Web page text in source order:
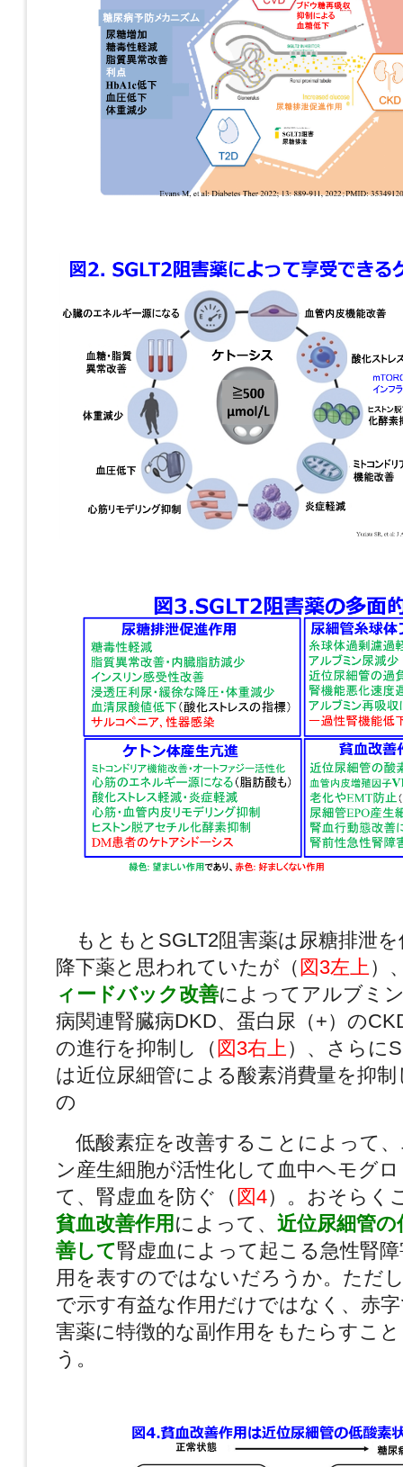
もともとSGLT2阻害薬は尿糖排泄
降下薬と思われていたが（ 図3左上）
ィードバック改善によってアルブミ
病関連腎臓病DKD、蛋白尿（+）の
の進行を抑制し（ 図3右上）、さらに
は近位尿細管による酸素消費量を抑
の
低酸素症を改善することによって
ン産生細胞が活性化して血中ヘモグ
て、腎虚血を防ぐ（ 図4）。おそらく
貧血改善作用 によって、 近位尿細管
善して腎虚血によって起こる急性腎
用を表すのではないだろうか。ただ
で示す有益な作用だけではなく、赤
害薬に特徴的な副作用をもたらすこ
う。